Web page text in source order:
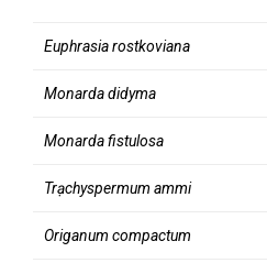
Euphrasia rostkoviana
Monarda didyma
Monarda fistulosa
Trạchyspermum ammi
Origanum compactum